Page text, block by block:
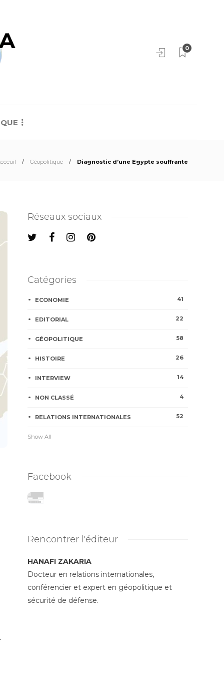
0
Géopolitique Diagnostic d’une Egypte souffrante
Réseaux sociaux
Catégories
ECONOMIE 41
EDITORIAL 22
GÉOPOLITIQUE 58
HISTOIRE 26
INTERVIEW 14
NON CLASSÉ 4
RELATIONS INTERNATIONALES 52
Show All
Facebook
Rencontrer l'éditeur
HANAFI ZAKARIA
Docteur en relations internationales,
conférencier et expert en géopolitique et
sécurité de défense.